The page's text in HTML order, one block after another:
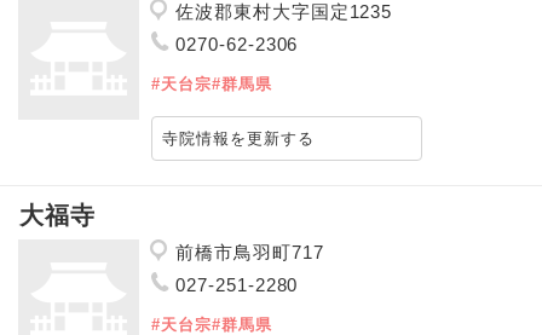
佐波郡東村大字国定1235
0270-62-2306
#天台宗#群馬県
寺院情報を更新する
大福寺
前橋市鳥羽町717
027-251-2280
#天台宗#群馬県